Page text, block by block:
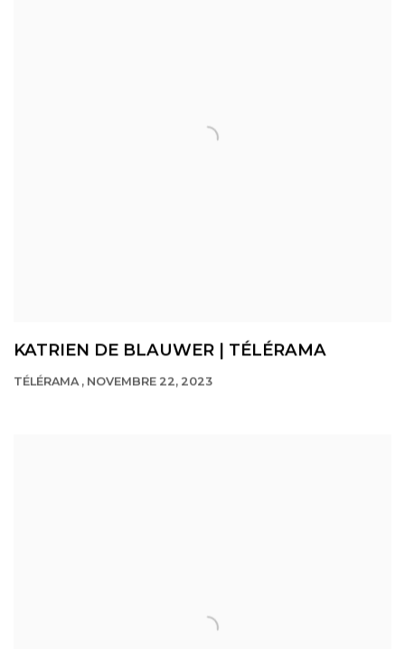
KATRIEN DE BLAUWER | TÉLÉRAMA
TÉLÉRAMA , NOVEMBRE 22, 2023